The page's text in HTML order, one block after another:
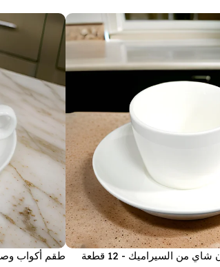
من السيراميك - 12 قطعة طقم أكواب